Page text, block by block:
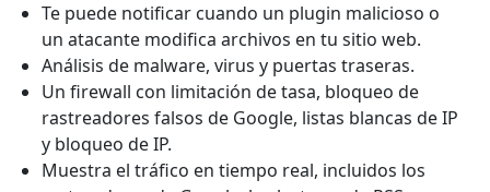
Te puede notificar cuando un plugin malicioso o
un atacante modifica archivos en tu sitio web.
Análisis de malware, virus y puertas traseras.
Un firewall con limitación de tasa, bloqueo de
rastreadores falsos de Google, listas blancas de IP
y bloqueo de IP.
Muestra el tráfico en tiempo real, incluidos los